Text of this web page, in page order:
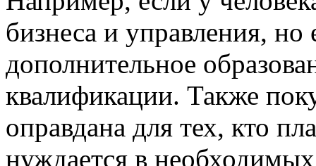
бизнеса и управления,
дополнительное
квалификации. Также
оправдана для тех, кто
нуждается в